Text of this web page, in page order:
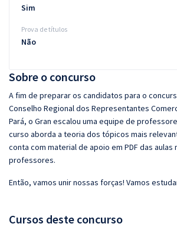
Sobre o concurso
A fim de preparar os candidatos para o
Conselho Regional dos Representantes
Pará, o Gran escalou uma equipe de
curso aborda a teoria dos tópicos mais
conta com material de apoio em PDF das
professores.
Então, vamos unir nossas forças! Vamos
Cursos deste concurso
Sim
Prova de títulos
Não